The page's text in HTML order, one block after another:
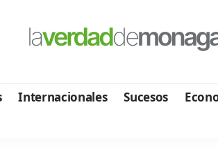
Internacionales Sucesos